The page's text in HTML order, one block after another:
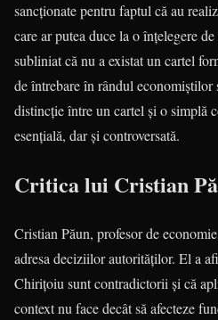
sancționate pentru faptul că au
care ar putea duce la o înțelegere
subliniat că nu a existat un cartel
de întrebare în rândul economiștilor
distincție între un cartel și o simplă
esențială, dar și controversată.
Critica lui Cristian
Cristian Păun, profesor de
adresa deciziilor autorităților. El a
Chirițoiu sunt contradictorii și că
context nu face decât să afecteze